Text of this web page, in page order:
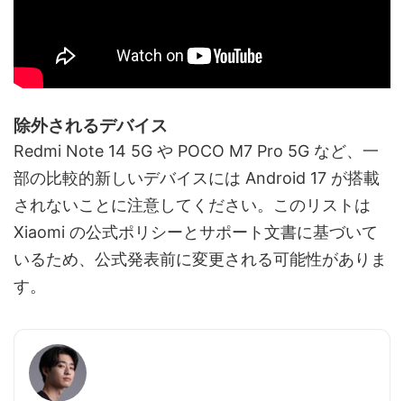
除外されるデバイス
Redmi Note 14 5G や POCO M7 Pro 5G など、一
部の比較的新しいデバイスには Android 17 が搭載
されないことに注意してください。このリストは
Xiaomi の公式ポリシーとサポート文書に基づいて
いるため、公式発表前に変更される可能性がありま
す。